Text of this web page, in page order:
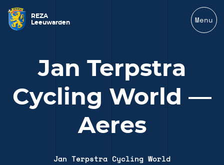
REZA
Leeuwarden
Menu
Jan Terpstra
Cycling World —
Aeres
Jan Terpstra Cycling World